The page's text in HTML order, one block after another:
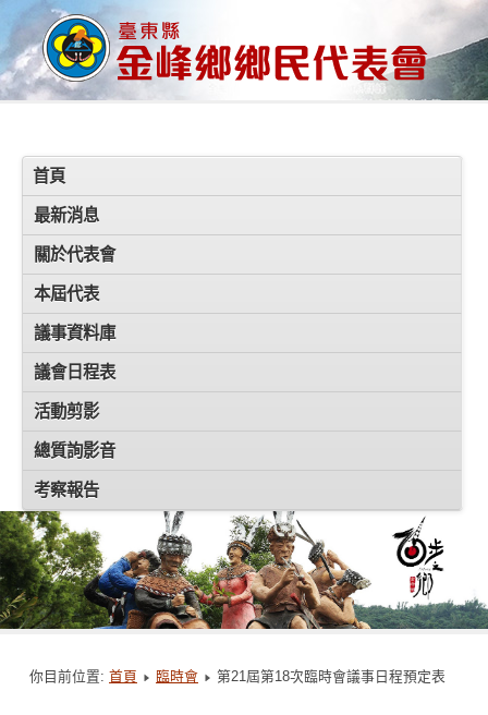
首頁
最新消息
關於代表會
本屆代表
議事資料庫
議會日程表
活動剪影
總質詢影音
考察報告
你目前位置: 首頁 臨時會 第21屆第18次臨時會議事日程預定表